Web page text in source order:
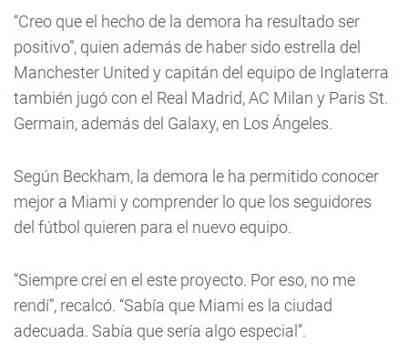
“Creo que el hecho de la demora ha resultado ser
positivo”, quien además de haber sido estrella del
Manchester United y capitán del equipo de Inglaterra
también jugó con el Real Madrid, AC Milan y Paris St.
Germain, además del Galaxy, en Los Ángeles.
Según Beckham, la demora le ha permitido conocer
mejor a Miami y comprender lo que los seguidores
del fútbol quieren para el nuevo equipo.
“Siempre creí en el este proyecto. Por eso, no me
rendí”, recalcó. “Sabía que Miami es la ciudad
adecuada. Sabía que sería algo especial”.